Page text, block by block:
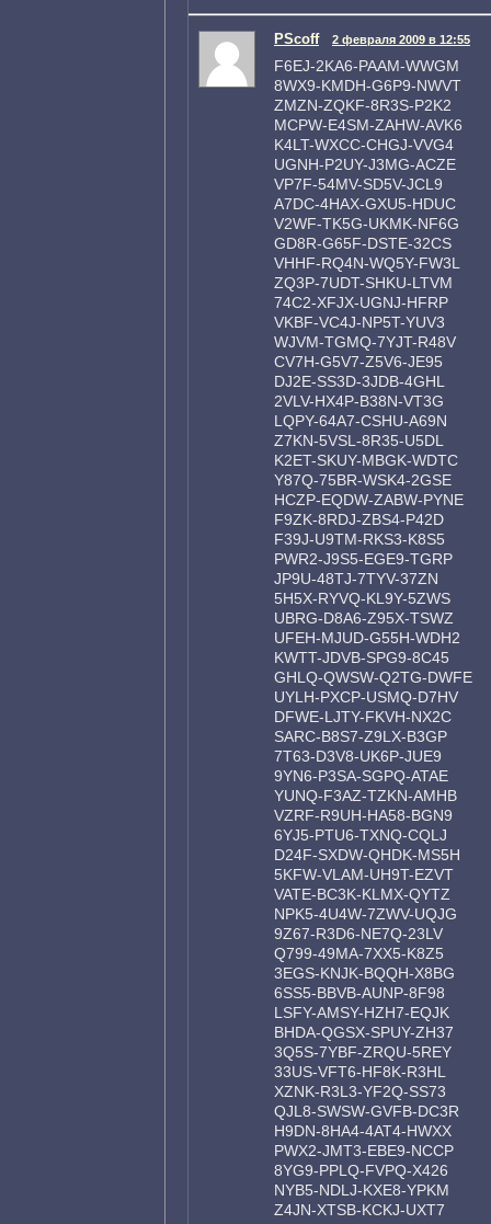
PScoff 2 февраля 2009 в 12:55
F6EJ-2KA6-PAAM-WWGM
8WX9-KMDH-G6P9-NWVT
ZMZN-ZQKF-8R3S-P2K2
MCPW-E4SM-ZAHW-AVK6
K4LT-WXCC-CHGJ-VVG4
UGNH-P2UY-J3MG-ACZE
VP7F-54MV-SD5V-JCL9
A7DC-4HAX-GXU5-HDUC
V2WF-TK5G-UKMK-NF6G
GD8R-G65F-DSTE-32CS
VHHF-RQ4N-WQ5Y-FW3L
ZQ3P-7UDT-SHKU-LTVM
74C2-XFJX-UGNJ-HFRP
VKBF-VC4J-NP5T-YUV3
WJVM-TGMQ-7YJT-R48V
CV7H-G5V7-Z5V6-JE95
DJ2E-SS3D-3JDB-4GHL
2VLV-HX4P-B38N-VT3G
LQPY-64A7-CSHU-A69N
Z7KN-5VSL-8R35-U5DL
K2ET-SKUY-MBGK-WDTC
Y87Q-75BR-WSK4-2GSE
HCZP-EQDW-ZABW-PYNE
F9ZK-8RDJ-ZBS4-P42D
F39J-U9TM-RKS3-K8S5
PWR2-J9S5-EGE9-TGRP
JP9U-48TJ-7TYV-37ZN
5H5X-RYVQ-KL9Y-5ZWS
UBRG-D8A6-Z95X-TSWZ
UFEH-MJUD-G55H-WDH2
KWTT-JDVB-SPG9-8C45
GHLQ-QWSW-Q2TG-DWFE
UYLH-PXCP-USMQ-D7HV
DFWE-LJTY-FKVH-NX2C
SARC-B8S7-Z9LX-B3GP
7T63-D3V8-UK6P-JUE9
9YN6-P3SA-SGPQ-ATAE
YUNQ-F3AZ-TZKN-AMHB
VZRF-R9UH-HA58-BGN9
6YJ5-PTU6-TXNQ-CQLJ
D24F-SXDW-QHDK-MS5H
5KFW-VLAM-UH9T-EZVT
VATE-BC3K-KLMX-QYTZ
NPK5-4U4W-7ZWV-UQJG
9Z67-R3D6-NE7Q-23LV
Q799-49MA-7XX5-K8Z5
3EGS-KNJK-BQQH-X8BG
6SS5-BBVB-AUNP-8F98
LSFY-AMSY-HZH7-EQJK
BHDA-QGSX-SPUY-ZH37
3Q5S-7YBF-ZRQU-5REY
33US-VFT6-HF8K-R3HL
XZNK-R3L3-YF2Q-SS73
QJL8-SWSW-GVFB-DC3R
H9DN-8HA4-4AT4-HWXX
PWX2-JMT3-EBE9-NCCP
8YG9-PPLQ-FVPQ-X426
NYB5-NDLJ-KXE8-YPKM
Z4JN-XTSB-KCKJ-UXT7